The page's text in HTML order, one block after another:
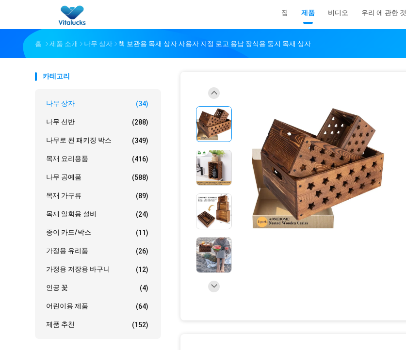
집 제품 비디오 우리 에 관한 것
홈 제품 소개 나무 상자 책 보관용 목재 상자 사용자 지정 로고 용납 장식용 둥지 목재 상자
카테고리
나무 상자 (34)
나무 선반 (288)
나무로 된 패키징 박스 (349)
목재 요리용품 (416)
나무 공예품 (588)
목재 가구류 (89)
목재 일회용 설비 (24)
종이 카드/박스 (11)
가정용 유리품 (26)
가정용 저장용 바구니 (12)
인공 꽃 (4)
어린이용 제품 (64)
제품 추천 (152)